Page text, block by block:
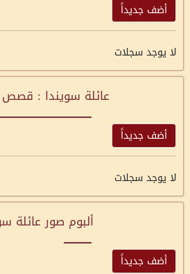
أضف جديداً
لا يوجد سجلات
عائلة سويندا : قصص
أضف جديداً
لا يوجد سجلات
ألبوم صور عائلة
أضف جديداً